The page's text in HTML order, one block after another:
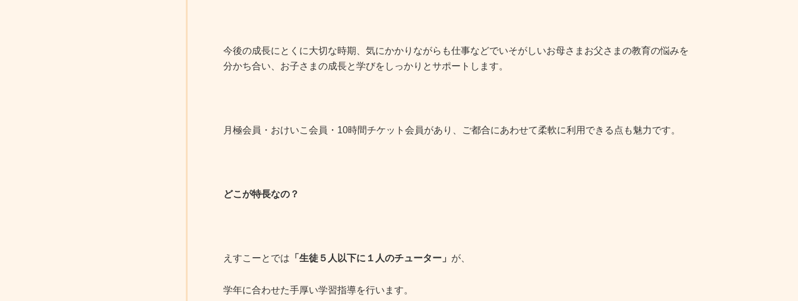
今後の成長にとくに大切な時期、気にかかりながらも仕事などでいそがしいお母さまお父さまの教育の悩みを
分かち合い、お子さまの成長と学びをしっかりとサポートします。
月極会員・おけいこ会員・10時間チケット会員があり、ご都合にあわせて柔軟に利用できる点も魅力です。
どこが特長なの？
えすこーとでは 「生徒５人以下に１人のチューター」 が、
学年に合わせた手厚い学習指導を行います。